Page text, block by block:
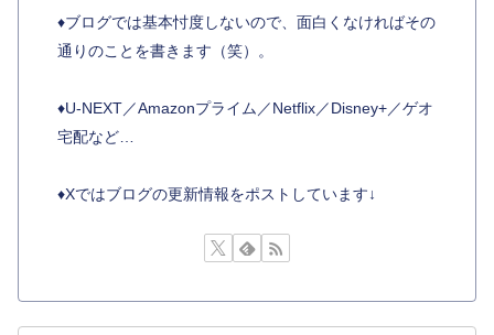
♦︎ブログでは基本忖度しないので、面白くなければその
通りのことを書きます（笑）。
♦︎U-NEXT／Amazonプライム／Netflix／Disney+／ゲオ
宅配など…
♦︎Xではブログの更新情報をポストしています↓